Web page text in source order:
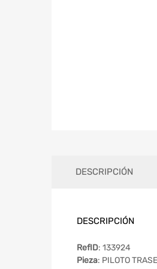
DESCRIPCIÓN
DESCRIPCIÓN
RefID: 133924
Pieza: PILOTO